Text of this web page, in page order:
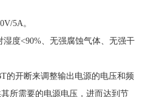
5A。
度<90%、无强腐蚀气体、无强干
的开断来调整输出电源的电压和频
所需要的电源电压，进而达到节